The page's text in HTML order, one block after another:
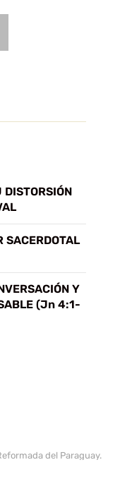
DISTORSIÓN
SACERDOTAL
Y
(Jn 4:1-
del Paraguay.